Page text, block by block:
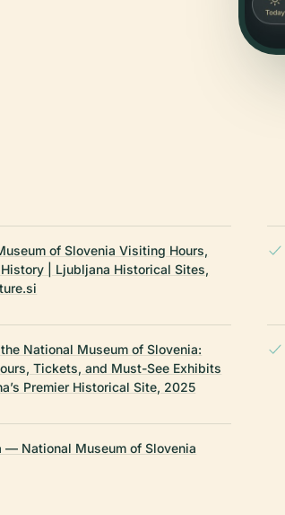
of Slovenia Visiting Hours,
| Ljubljana Historical Sites,
National Museum of Slovenia:
Tickets, and Must-See Exhibits
Premier Historical Site, 2025
— National Museum of Slovenia